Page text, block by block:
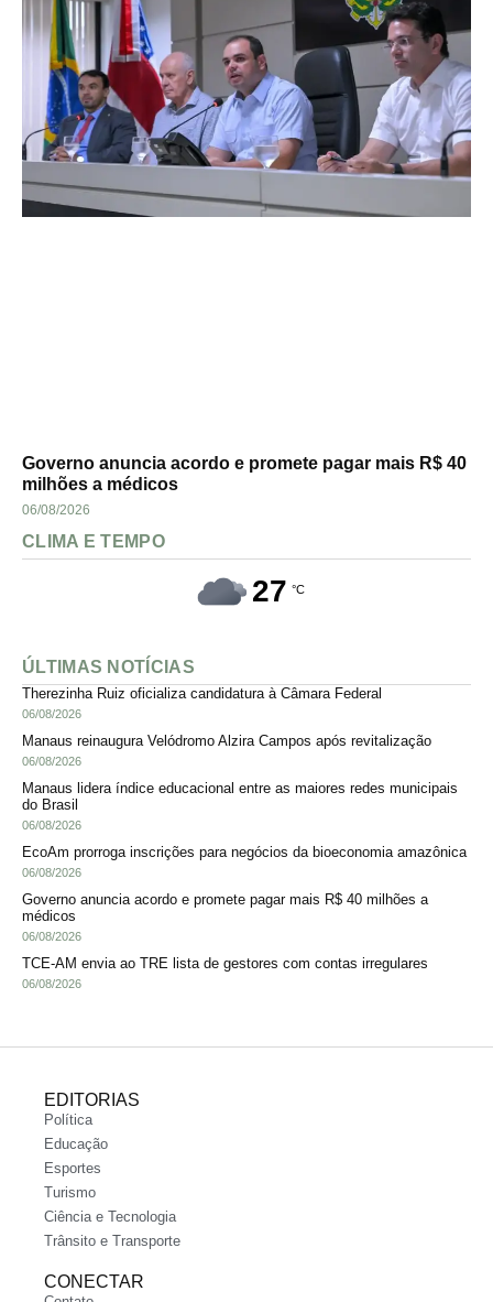
Governo anuncia acordo e promete pagar mais R$ 40
milhões a médicos
06/08/2026
CLIMA E TEMPO
27 °C
ÚLTIMAS NOTÍCIAS
Therezinha Ruiz oficializa candidatura à Câmara Federal
06/08/2026
Manaus reinaugura Velódromo Alzira Campos após revitalização
06/08/2026
Manaus lidera índice educacional entre as maiores redes municipais
do Brasil
06/08/2026
EcoAm prorroga inscrições para negócios da bioeconomia amazônica
06/08/2026
Governo anuncia acordo e promete pagar mais R$ 40 milhões a
médicos
06/08/2026
TCE-AM envia ao TRE lista de gestores com contas irregulares
06/08/2026
EDITORIAS
Política
Educação
Esportes
Turismo
Ciência e Tecnologia
Trânsito e Transporte
CONECTAR